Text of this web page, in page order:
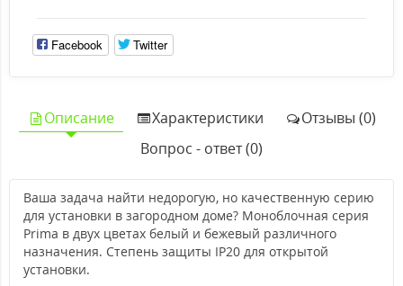
Facebook Twitter
Описание Характеристики
Отзывы (0)
Вопрос - ответ (0)
Ваша задача найти недорогую, но качественную серию
для установки в загородном доме? Моноблочная серия
Prima в двух цветах белый и бежевый различного
назначения. Степень защиты IP20 для открытой
установки.